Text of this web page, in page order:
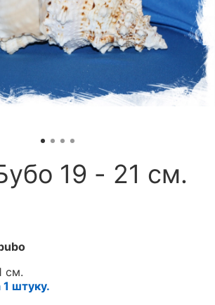
19 - 21 см.
см.
1 штуку.